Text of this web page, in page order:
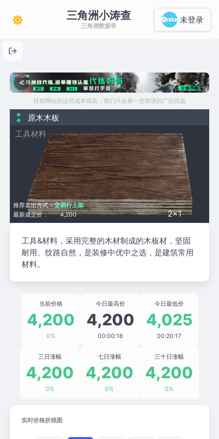
三角洲小涛查
三角洲数据帝
未登录
< >
目前网站的运营成本很高，我们只会接一些靠谱的广告回血
原木木板
工具材料
2×1
最新成交价： 4,200
推荐卖出方式：交易行上架
工具&材料，采用完整的木材制成的木板材，坚固
耐用、纹路自然，是装修中优中之选，是建筑常用
材料。
当前价格
4,200
0%
今日最高价
4,200
00:00:18
今日最低价
4,025
00:20:17
三日涨幅
4,200
0%
七日涨幅
4,200
0%
三十日涨幅
4,200
0%
实时价格折线图